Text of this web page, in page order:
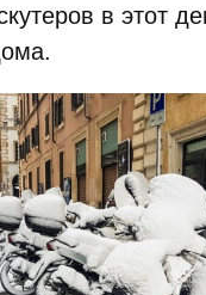
в этот